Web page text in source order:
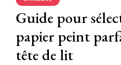
Guide pour
papier peint
tête de lit